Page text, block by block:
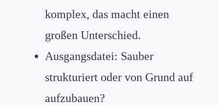
komplex, das macht einen
großen Unterschied.
Ausgangsdatei: Sauber
strukturiert oder von Grund auf
aufzubauen?